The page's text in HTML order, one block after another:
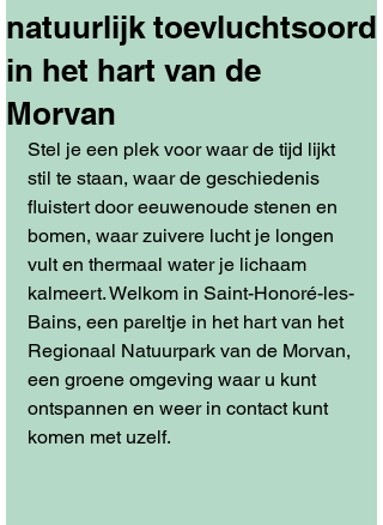
natuurlijk toevluchtsoord
in het hart van de
Morvan
Stel je een plek voor waar de tijd lijkt
stil te staan, waar de geschiedenis
fluistert door eeuwenoude stenen en
bomen, waar zuivere lucht je longen
vult en thermaal water je lichaam
kalmeert. Welkom in Saint-Honoré-les-
Bains, een pareltje in het hart van het
Regionaal Natuurpark van de Morvan,
een groene omgeving waar u kunt
ontspannen en weer in contact kunt
komen met uzelf.